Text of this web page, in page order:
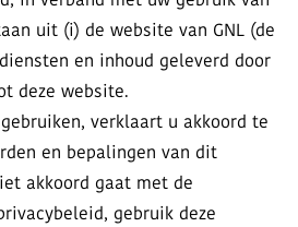
uit (i) de website van GNL (de
en inhoud geleverd door
deze website.
verklaart u akkoord te
en bepalingen van dit
akkoord gaat met de
gebruik deze